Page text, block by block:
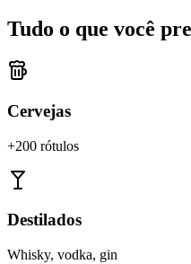
Tudo o que você
Cervejas
+200 rótulos
Destilados
Whisky, vodka, gin